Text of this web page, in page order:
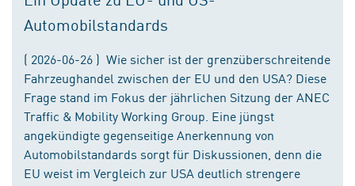
Automobilstandards
( 2026-06-26 ) Wie sicher ist der grenzüberschreitende
Fahrzeughandel zwischen der EU und den USA? Diese
Frage stand im Fokus der jährlichen Sitzung der ANEC
Traffic & Mobility Working Group. Eine jüngst
angekündigte gegenseitige Anerkennung von
Automobilstandards sorgt für Diskussionen, denn die
EU weist im Vergleich zur USA deutlich strengere